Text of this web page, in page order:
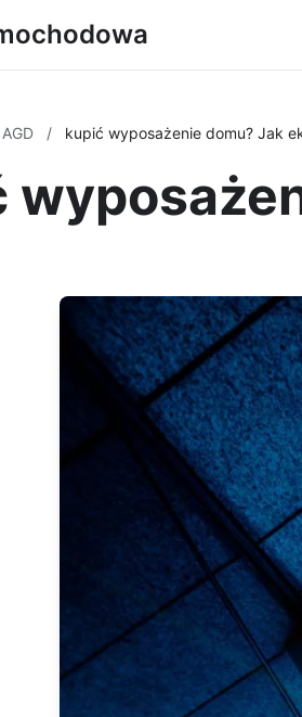
AGD / kupić wyposażenie domu? Jak